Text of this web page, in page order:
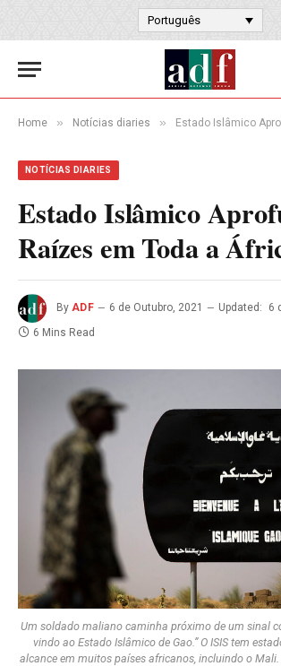
Português
Home » Notícias diaries » Estado Islâmico
NOTÍCIAS DIARIES
Estado Islâmico
Raízes em Toda a
By ADF 6 de Outubro, 2021 Updated:
6
6 Mins Read
Um soldado maliano caminha próximo de um sinal
vindo ao Estado Islâmico de Gao.” O ISIS tem
alcance em muitos países africanos, incluindo o Mali.